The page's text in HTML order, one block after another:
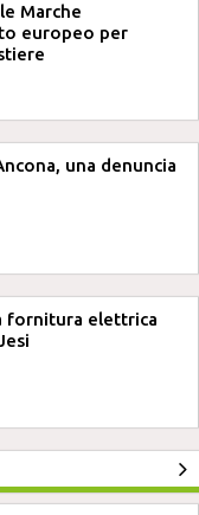
Marche
europeo per
una denuncia
fornitura elettrica